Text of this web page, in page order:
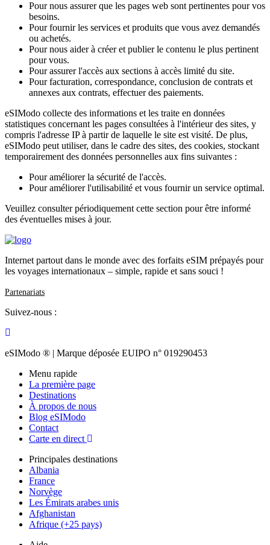
Pour nous assurer que les pages web sont pertinentes pour vos
besoins.
Pour fournir les services et produits que vous avez demandés
ou achetés.
Pour nous aider à créer et publier le contenu le plus pertinent
pour vous.
Pour assurer l'accès aux sections à accès limité du site.
Pour facturation, correspondance, conclusion de contrats et
annexes aux contrats, effectuer des paiements.
eSIModo collecte des informations et les traite en données
statistiques concernant les pages consultées à l'intérieur des sites, y
compris l'adresse IP à partir de laquelle le site est visité. De plus,
eSIModo peut utiliser, dans le cadre des sites, des cookies, stockant
temporairement des données personnelles aux fins suivantes :
Pour améliorer la sécurité de l'accès.
Pour améliorer l'utilisabilité et vous fournir un service optimal.
Veuillez consulter périodiquement cette section pour être informé
des éventuelles mises à jour.
Internet partout dans le monde avec des forfaits eSIM prépayés pour
les voyages internationaux – simple, rapide et sans souci !
Partenariats
Suivez-nous :
eSIModo ® | Marque déposée EUIPO n° 019290453
Menu rapide
La première page
Destinations
À propos de nous
Blog eSIModo
Contact
Carte en direct
Principales destinations
Albania
France
Norvège
Les Émirats arabes unis
Afghanistan
Afrique (+25 pays)